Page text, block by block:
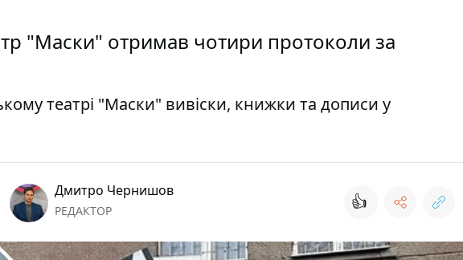
"Маски" отримав чотири протоколи за
театрі "Маски" вивіски, книжки та дописи у
Дмитро Чернишов
РЕДАКТОР 👍